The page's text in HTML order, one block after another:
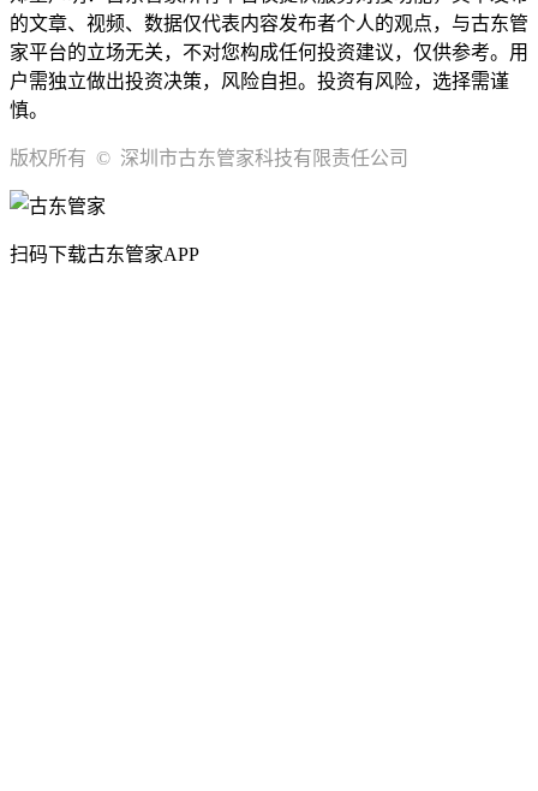
的文章、视频、数据仅代表内容发布者个人的观点，与古东管
家平台的立场无关，不对您构成任何投资建议，仅供参考。用
户需独立做出投资决策，风险自担。投资有风险，选择需谨
慎。
版权所有 © 深圳市古东管家科技有限责任公司
扫码下载古东管家APP